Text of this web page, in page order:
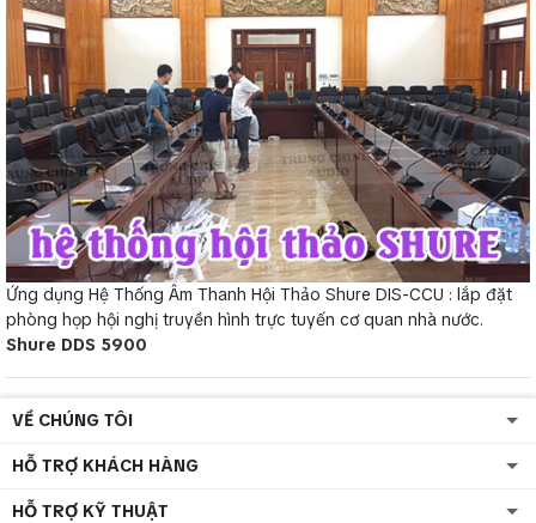
Ứng dụng Hệ Thống Âm Thanh Hội Thảo Shure DIS-CCU : lắp đặt
phòng họp hội nghị truyền hình trực tuyến cơ quan nhà nước.
Shure DDS 5900
VỀ CHÚNG TÔI
HỖ TRỢ KHÁCH HÀNG
HỖ TRỢ KỸ THUẬT